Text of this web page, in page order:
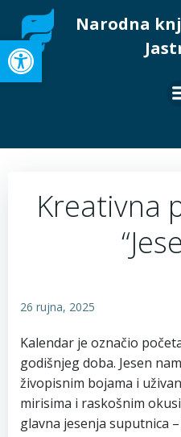
Open toolbar
Narodna
Kreativna
26 rujna, 2025
Kalendar je označio
godišnjeg doba. Jesen
živopisnim bojama i
mirisima i raskošnim
glavna jesenja suputnica